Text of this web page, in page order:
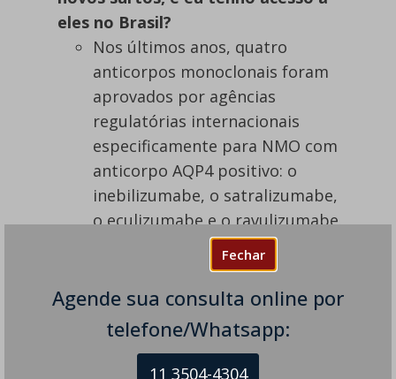
Fechar
Agende sua consulta online por
telefone/Whatsapp:
11 3504-4304
eles no Brasil?
Nos últimos anos, quatro
anticorpos monoclonais foram
aprovados por agências
regulatórias internacionais
especificamente para NMO com
anticorpo AQP4 positivo: o
inebilizumabe, o satralizumabe,
o eculizumabe e o ravulizumabe.
No Brasil, o inebilizumabe e o
satralizumabe já têm registro na
ANVISA. O rituximabe, disponível
na rede pública, continua sendo
uma opção eficaz e recomendada
enquanto os novos biológicos